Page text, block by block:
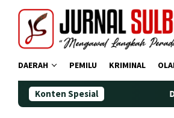
DAERAH PEMILU KRIMINAL
Konten Spesial Demokrat